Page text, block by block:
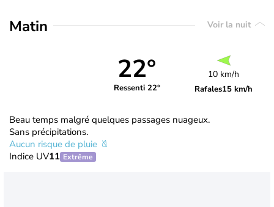
Matin Voir la nuit
22°
Ressenti 22°
10 km/h
Rafales15 km/h
Beau temps malgré quelques passages nuageux.
Sans précipitations.
Aucun risque de pluie
Indice UV11 Extrême